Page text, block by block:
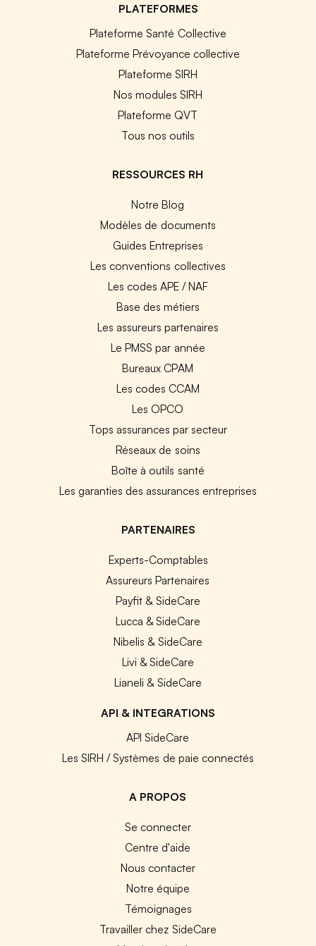
PLATEFORMES
Plateforme Santé Collective
Plateforme Prévoyance collective
Plateforme SIRH
Nos modules SIRH
Plateforme QVT
Tous nos outils
RESSOURCES RH
Notre Blog
Modèles de documents
Guides Entreprises
Les conventions collectives
Les codes APE / NAF
Base des métiers
Les assureurs partenaires
Le PMSS par année
Bureaux CPAM
Les codes CCAM
Les OPCO
Tops assurances par secteur
Réseaux de soins
Boîte à outils santé
Les garanties des assurances entreprises
PARTENAIRES
Experts-Comptables
Assureurs Partenaires
Payfit & SideCare
Lucca & SideCare
Nibelis & SideCare
Livi & SideCare
Lianeli & SideCare
API & INTEGRATIONS
API SideCare
Les SIRH / Systèmes de paie connectés
A PROPOS
Se connecter
Centre d'aide
Nous contacter
Notre équipe
Témoignages
Travailler chez SideCare